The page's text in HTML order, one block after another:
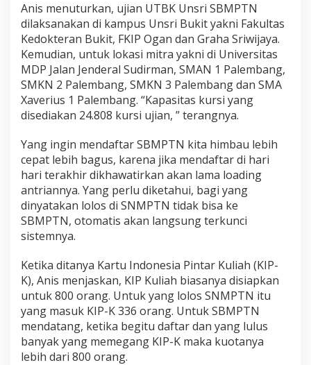
Anis menuturkan, ujian UTBK Unsri SBMPTN
dilaksanakan di kampus Unsri Bukit yakni Fakultas
Kedokteran Bukit, FKIP Ogan dan Graha Sriwijaya.
Kemudian, untuk lokasi mitra yakni di Universitas
MDP Jalan Jenderal Sudirman, SMAN 1 Palembang,
SMKN 2 Palembang, SMKN 3 Palembang dan SMA
Xaverius 1 Palembang. “Kapasitas kursi yang
disediakan 24.808 kursi ujian, ” terangnya.
Yang ingin mendaftar SBMPTN kita himbau lebih
cepat lebih bagus, karena jika mendaftar di hari
hari terakhir dikhawatirkan akan lama loading
antriannya. Yang perlu diketahui, bagi yang
dinyatakan lolos di SNMPTN tidak bisa ke
SBMPTN, otomatis akan langsung terkunci
sistemnya.
Ketika ditanya Kartu Indonesia Pintar Kuliah (KIP-
K), Anis menjaskan, KIP Kuliah biasanya disiapkan
untuk 800 orang. Untuk yang lolos SNMPTN itu
yang masuk KIP-K 336 orang. Untuk SBMPTN
mendatang, ketika begitu daftar dan yang lulus
banyak yang memegang KIP-K maka kuotanya
lebih dari 800 orang.